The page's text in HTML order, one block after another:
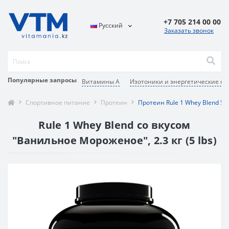
Популярные запросы Витамины А Изотоники и энергетические
Русский +7 705 214 00 00
Заказать звонок
Спортивное питание Протеин Протеин Rule 1 Whey Blend
Rule 1 Whey Blend со вкусом
"Ванильное Мороженое", 2.3 кг (5 lbs)